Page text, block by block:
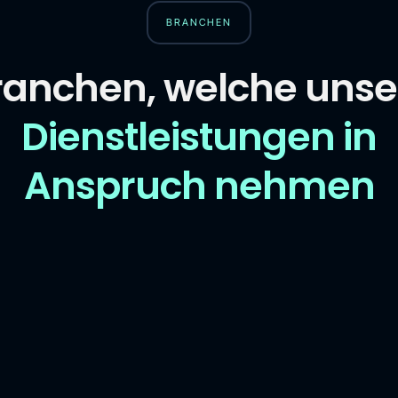
BRANCHEN
welche
Dienstleistungen in
Anspruch nehmen